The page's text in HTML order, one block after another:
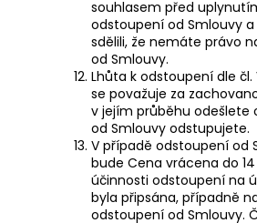
souhlasem před
odstoupení od Smlouvy
sdělili, že nemáte právo
od Smlouvy.
Lhůta k odstoupení dle čl.
se považuje za
v jejím průběhu odešlete
od Smlouvy odstupujete.
V případě odstoupení od
bude Cena vrácena do
účinnosti odstoupení na
byla připsána, případně
odstoupení od Smlouvy.